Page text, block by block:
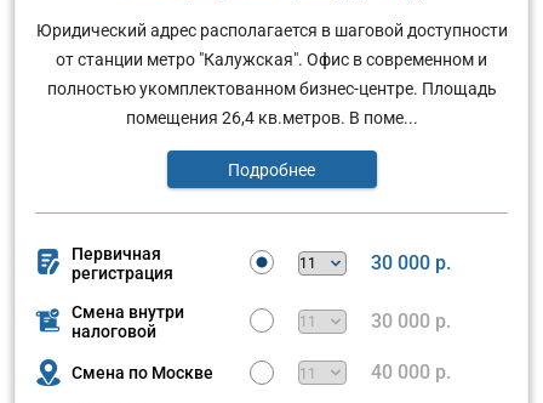
Юридический адрес располагается в шаговой доступности
от станции метро "Калужская". Офис в современном и
полностью укомплектованном бизнес-центре. Площадь
помещения 26,4 кв.метров. В поме...
Подробнее
Первичная
регистрация
30 000 р.
Смена внутри
налоговой
30 000 р.
Смена по Москве 40 000 р.